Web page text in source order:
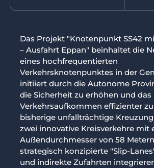
Mobilität
BIM
Team
Jobs
Kontakt
IT DE Facebook Instagram
Das Projekt "Knotenpunkt SS42
– Ausfahrt Eppan" beinhaltet die
eines hochfrequentierten
Verkehrsknotenpunktes in der
initiiert durch die Autonome
die Sicherheit zu erhöhen und das
Verkehrsaufkommen effizienter
bisherige unfallträchtige
zwei innovative Kreisverkehre mit
Außendurchmesser von 58
strategisch konzipierte "Slip-
und indirekte Zufahrten